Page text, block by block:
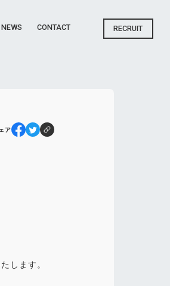
NEWS CONTACT RECRUIT
ア
します。